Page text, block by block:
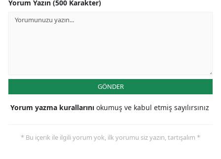
Yorum Yazın (500 Karakter)
GÖNDER
Yorum yazma kurallarını okumuş ve kabul etmiş sayılırsınız
* Bu içerik ile ilgili yorum yok, ilk yorumu siz yazın, tartışalım *